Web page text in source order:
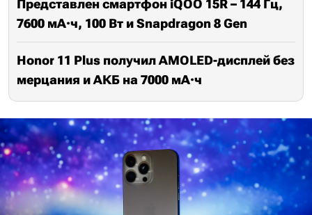
Представлен смартфон iQOO 15R – 144 Гц,
7600 мА·ч, 100 Вт и Snapdragon 8 Gen
Honor 11 Plus получил AMOLED-дисплей без
мерцания и АКБ на 7000 мА·ч